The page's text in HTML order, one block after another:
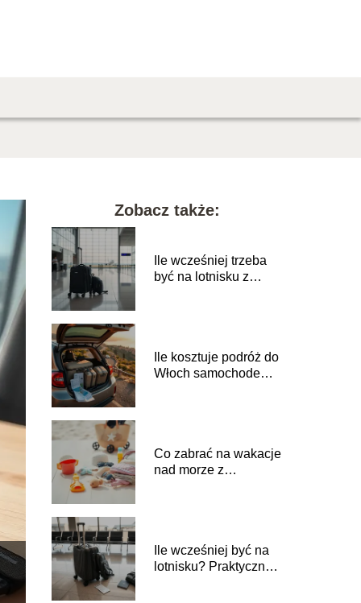
Zobacz także:
Ile wcześniej trzeba
być na lotnisku z
Ile kosztuje podróż do
Włoch samochodem?
Co zabrać na wakacje
nad morze z
Ile wcześniej być na
lotnisku? Praktyczne